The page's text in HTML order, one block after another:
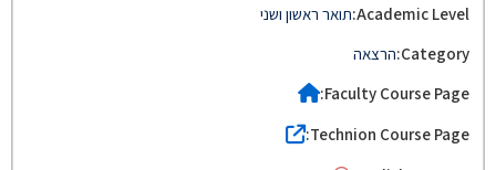
תואר ראשון ושני
הרצאה